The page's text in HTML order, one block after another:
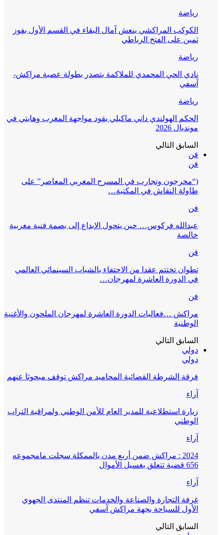
رياضة
الكوكب المراكشي ينعش آمال البقاء في القسم الأول بفوز
ثمين على الفتح الرباطي
رياضة
نادي الحي المحمدي للملاكمة يتصدر بطولة عصبة مراكش-
آسفي
رياضة
الحكم الهولندي داني ماكيلي يقود مواجهة المغرب وهايتي في
مونديال 2026
السابق التالي
فن
فن
(“مخرجون وتجارب في المسرح المغربي المعاصر” على
طاولة النقاش في المكتبة…
فن
عبدالله فركوس… حين يتحول الإبداع إلى بصمة فنية مغربية
خالصة
فن
تطوان تختتم عقدا من الاحتفاء بالشباب السينمائي العالمي
في الدورة العاشرة لمهرجان…
فن
مراكش …فعاليات الدورة العاشرة لمهرجان الملحون والأغنية
الوطنية
السابق التالي
دولي
دولي
فرقة الشرطة القضائية المحاميد مراكش توقف مبحوثا عنهم
آراء
زيارة استطلاعية للمدير العام للأمن الوطني ولمراقبة التراب
الوطني
آراء
2024 : مراكش ضمن أربع مدن بالممكلة سجلت مامجموعه
656 قضية تتعلق بغسيل الأموال
آراء
غرفة التجارة والصناعة والخدمات تنظم المنتدى الجهوي
الأول للسياحة بجهة مراكش آسفي
السابق التالي